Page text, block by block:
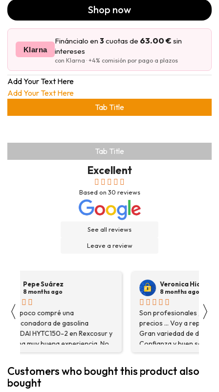
Shop now
Klarna
Fináncialo en3 cuotas de 63.00 € sin
intereses
con Klarna · +4% comisión por pago a plazos
Add Your Text Here
Add Your Text Here
Tab Title
Tab Title
Excellent
Based on 30 reviews
See all reviews
Leave a review
〈
Pepe Suárez
8 months ago
Hace poco compré una
destoconadora de gasolina
HYUNDAI HYTC150-2 en Rexcosur y
fue una muy buena experiencia. No
solo me encontré el producto que
asesoraron y explicaron con
detalle para asegurarme de que
Veronica Hidalgo
8 months ago
Son profesionales ,
precios ... Voy a repetir
Gran variedad de
Confianza y buen servicio.
〉
Customers who bought this product also
bought